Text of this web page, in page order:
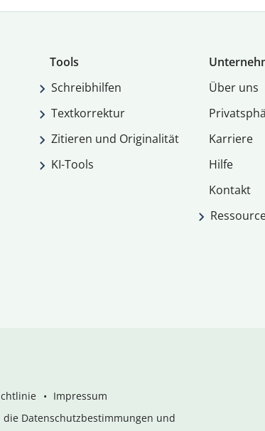
Tools
Schreibhilfen
Textkorrektur
Zitieren und Originalität
KI-Tools
Über uns
Karriere
Hilfe
Kontakt
Impressum
die Datenschutzbestimmungen und